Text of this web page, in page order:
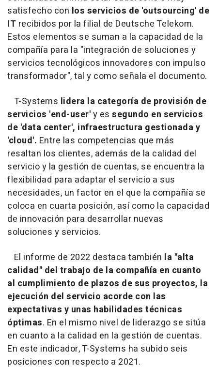
satisfecho con los servicios de 'outsourcing' de
IT recibidos por la filial de Deutsche Telekom.
Estos elementos se suman a la capacidad de la
compañía para la "integración de soluciones y
servicios tecnológicos innovadores con impulso
transformador", tal y como señala el documento.
T-Systems lidera la categoría de provisión de
servicios 'end-user'y es segundo en servicios
de 'data center', infraestructura gestionada y
'cloud'. Entre las competencias que más
resaltan los clientes, además de la calidad del
servicio y la gestión de cuentas, se encuentra la
flexibilidad para adaptar el servicio a sus
necesidades, un factor en el que la compañía se
coloca en cuarta posición, así como la capacidad
de innovación para desarrollar nuevas
soluciones y servicios.
El informe de 2022 destaca también la "alta
calidad" del trabajo de la compañía en cuanto
al cumplimiento de plazos de sus proyectos, la
ejecución del servicio acorde con las
expectativas y unas habilidades técnicas
óptimas. En el mismo nivel de liderazgo se sitúa
en cuanto a la calidad en la gestión de cuentas.
En este indicador, T-Systems ha subido seis
posiciones con respecto a 2021.